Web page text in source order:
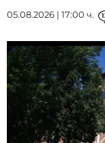
05.08.2026 | 17:00 ч.